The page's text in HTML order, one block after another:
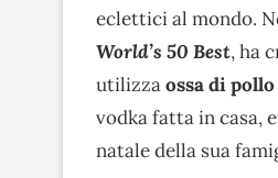
eclettici al mondo.
World’s 50 Best, ha
utilizzaossa di
vodka fatta in casa,
natale della sua